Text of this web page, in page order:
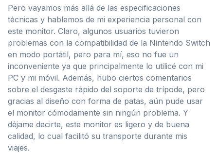
Pero vayamos más allá de las especificaciones
técnicas y hablemos de mi experiencia personal con
este monitor. Claro, algunos usuarios tuvieron
problemas con la compatibilidad de la Nintendo Switch
en modo portátil, pero para mí, eso no fue un
inconveniente ya que principalmente lo utilicé con mi
PC y mi móvil. Además, hubo ciertos comentarios
sobre el desgaste rápido del soporte de trípode, pero
gracias al diseño con forma de patas, aún pude usar
el monitor cómodamente sin ningún problema. Y
déjame decirte, este monitor es ligero y de buena
calidad, lo cual facilitó su transporte durante mis
viajes.